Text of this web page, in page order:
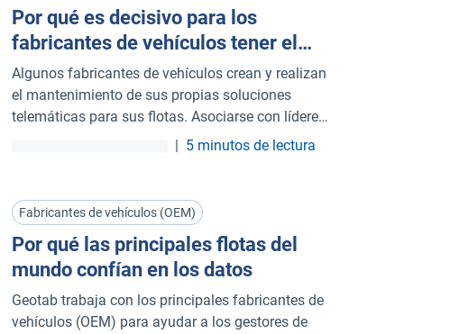
Por qué es decisivo para los
fabricantes de vehículos tener el
partner de conectividad correcto
Algunos fabricantes de vehículos crean y realizan
el mantenimiento de sus propias soluciones
telemáticas para sus flotas. Asociarse con líderes
expertos en conectividad reduce los costes y
| 5 minutos de lectura
Fabricantes de vehículos (OEM)
Por qué las principales flotas del
mundo confían en los datos
Geotab trabaja con los principales fabricantes de
vehículos (OEM) para ayudar a los gestores de